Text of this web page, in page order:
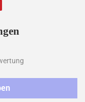
pinnen